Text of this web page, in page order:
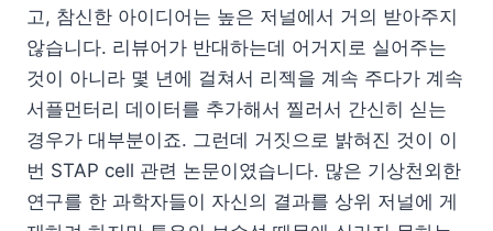
고, 참신한 아이디어는 높은 저널에서 거의 받아주지
않습니다. 리뷰어가 반대하는데 어거지로 실어주는
것이 아니라 몇 년에 걸쳐서 리젝을 계속 주다가 계속
서플먼터리 데이터를 추가해서 찔러서 간신히 싣는
경우가 대부분이죠. 그런데 거짓으로 밝혀진 것이 이
번 STAP cell 관련 논문이였습니다. 많은 기상천외한
연구를 한 과학자들이 자신의 결과를 상위 저널에 게